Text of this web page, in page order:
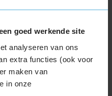
goed werkende site
analyseren van ons
extra functies (ook voor
maken van
in onze